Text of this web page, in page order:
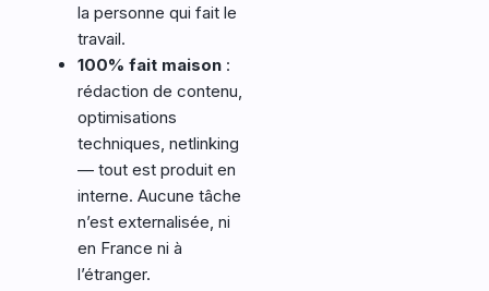
la personne qui fait le
travail.
100% fait maison :
rédaction de contenu,
optimisations
techniques, netlinking
— tout est produit en
interne. Aucune tâche
n’est externalisée, ni
en France ni à
l’étranger.